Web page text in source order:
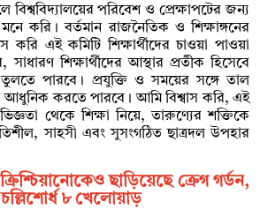
বিশ্ববিদ্যালয়ের পরিবেশ ও প্রেক্ষাপটের জন্য
করি। বর্তমান রাজনৈতিক ও শিক্ষাঙ্গনের
করি এই কমিটি শিক্ষার্থীদের চাওয়া পাওয়া
শিক্ষার্থীদের আস্থার প্রতীক হিসেবে
পারবে। প্রযুক্তি ও সময়ের সঙ্গে তাল
আধুনিক করতে পারবে। আমি বিশ্বাস করি, এই
থেকে শিক্ষা নিয়ে, তারুণ্যের শক্তিকে
সাহসী এবং সুসংগঠিত ছাত্রদল উপহার
ছাড়িয়েছে ক্রেগ গর্ডন,
৮ খেলোয়াড়